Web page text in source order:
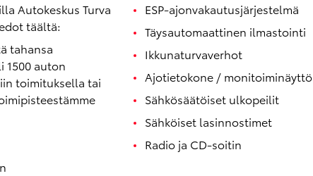
Autokeskus Turva
täältä:
tahansa
1500 auton
toimituksella tai
ESP-ajonvakautusjärjestelmä
Täysautomaattinen ilmastointi
Ikkunaturvaverhot
Ajotietokone / monitoiminäyttö
Sähkösäätöiset ulkopeilit
Sähköiset lasinnostimet
Radio ja CD-soitin